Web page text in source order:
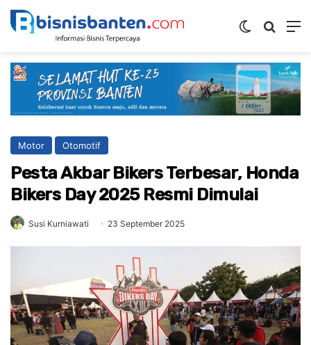
Switch skin
Motor Otomotif
Pesta Akbar Bikers Terbesar, Honda
Bikers Day 2025 Resmi Dimulai
Susi Kurniawati 23 September 2025